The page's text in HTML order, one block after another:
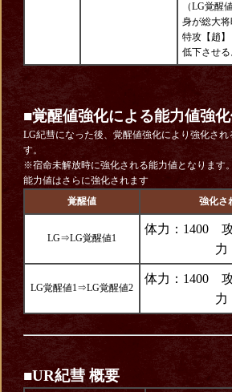
（LG覚醒
身が総大
特攻【趙
低下させる
■覚醒値強化による能力値強
LG紀彗になった後、覚醒値強化により強化され
す。
※宿命未解放時に強化される能力値となります
能力値はさらに強化されます
覚醒値
強化さ
LG⇒LG覚醒値1
体力：1400
力
LG覚醒値1⇒LG覚醒値2
体力：1400
力
■UR紀彗 概要